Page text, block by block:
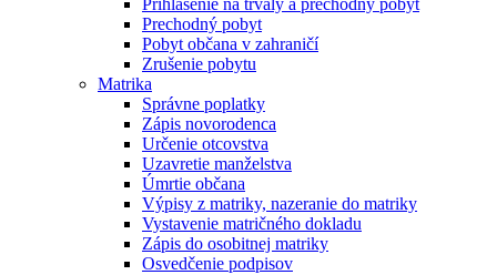
Prihlásenie na trvalý a prechodný pobyt
Prechodný pobyt
Pobyt občana v zahraničí
Zrušenie pobytu
Matrika
Správne poplatky
Zápis novorodenca
Určenie otcovstva
Uzavretie manželstva
Úmrtie občana
Výpisy z matriky, nazeranie do matriky
Vystavenie matričného dokladu
Zápis do osobitnej matriky
Osvedčenie podpisov